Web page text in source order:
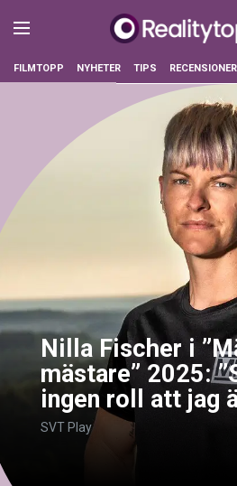
FILMTOPP NYHETER TIPS RECENSIONER
Nilla Fischer i
mästare” 2025:
ingen roll att jag
SVT Play